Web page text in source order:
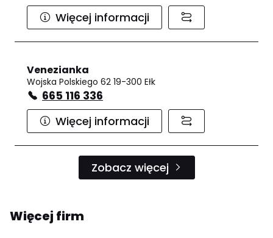
Więcej informacji
Venezianka
Wojska Polskiego 62 19-300 Ełk
665 116 336
Więcej informacji
Zobacz więcej
Więcej firm